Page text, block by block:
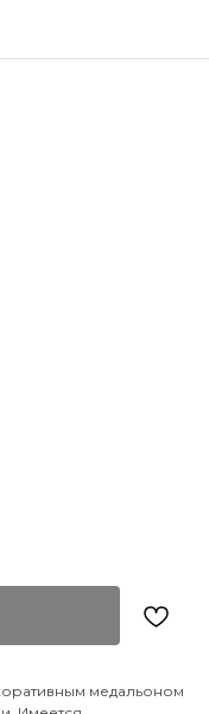
медальоном